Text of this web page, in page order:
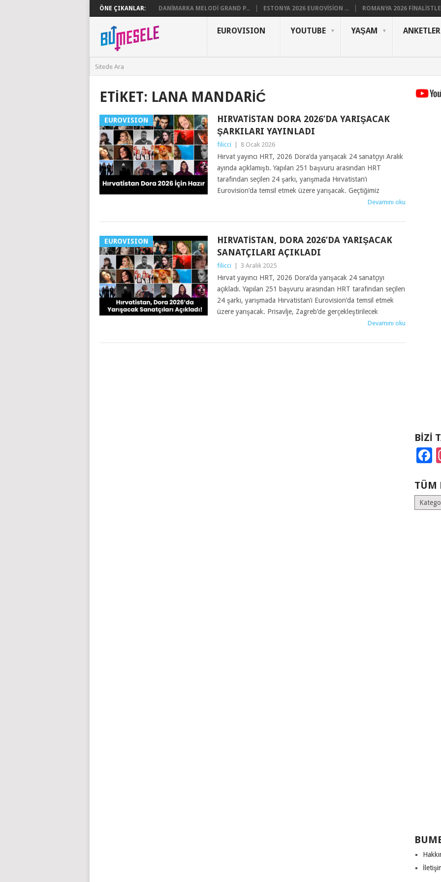
ÖNE ÇIKANLAR: DANIMARKA MELODI GRAND P... ESTONYA 2026 EUROVISION ... ROMANYA 2026
EUROVISION YOUTUBE YAŞAM ANKETLER
ETIKET: LANA MANDARIĆ
EUROVISION
HIRVATISTAN DORA 2026’DA YARIŞACAK
ŞARKILARI YAYINLADI
filicci 8 Ocak 2026
Hırvat yayıncı HRT, 2026 Dora’da yarışacak 24 sanatçıyı Aralık
ayında açıklamıştı. Yapılan 251 başvuru arasından HRT
tarafından seçilen 24 şarkı, yarışmada Hırvatistan’ı
Eurovision’da temsil etmek üzere yarışacak. Geçtiğimiz
Devamını oku
EUROVISION
HIRVATISTAN, DORA 2026’DA YARIŞACAK
SANATÇILARI AÇIKLADI
filicci 3 Aralık 2025
Hırvat yayıncı HRT, 2026 Dora’da yarışacak 24 sanatçıyı
açıkladı. Yapılan 251 başvuru arasından HRT tarafından seçilen
24 şarkı, yarışmada Hırvatistan’ı Eurovision’da temsil etmek
üzere yarışacak. Prisavlje, Zagreb’de gerçekleştirilecek
Devamını oku
BIZI
TÜM
Tüm